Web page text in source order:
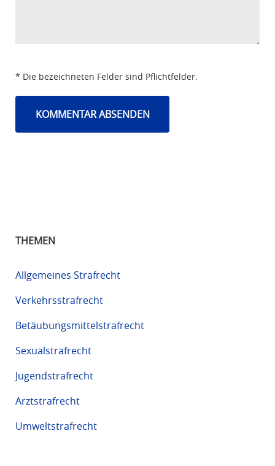
* Die bezeichneten Felder sind Pflichtfelder.
THEMEN
Allgemeines Strafrecht
Verkehrsstrafrecht
Betäubungsmittelstrafrecht
Sexualstrafrecht
Jugendstrafrecht
Arztstrafrecht
Umweltstrafrecht